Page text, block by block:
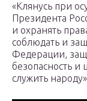
«Клянусь при
Президента
и охранять
соблюдать и
Федерации,
безопасность и
служить